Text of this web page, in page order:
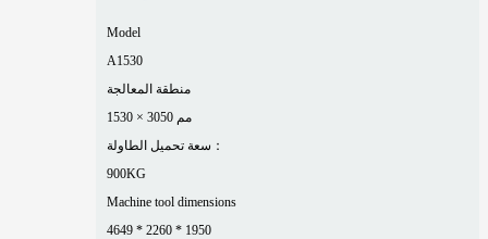
Model
A1530
منطقة المعالجة
1530 × 3050 مم
سعة تحميل الطاولة：
900KG
Machine tool dimensions
4649 * 2260 * 1950